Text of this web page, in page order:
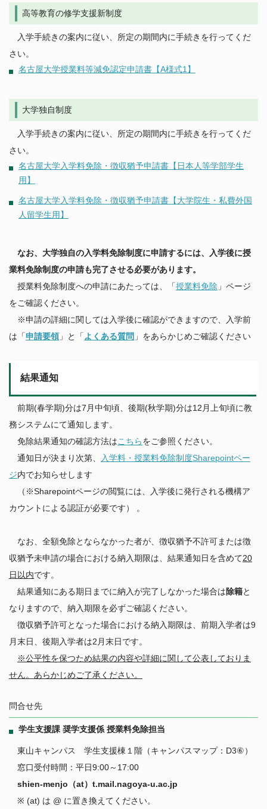
高等教育の修学支援新制度
入学手続きの案内に従い、所定の期間内に手続きを行ってくだ
さい。
名古屋大学授業料等減免認定申請書【A様式1】
大学独自制度
入学手続きの案内に従い、所定の期間内に手続きを行ってくだ
さい。
名古屋大学入学料免除・徴収猶予申請書【日本人等学部学生
用】
名古屋大学入学料免除・徴収猶予申請書【大学院生・私費外国
人留学生用】
なお、大学独自の入学料免除制度に申請するには、入学後に授
業料免除制度の申請も完了させる必要があります。
授業料免除制度への申請にあたっては、「授業料免除 」ページ
をご確認ください。
※申請の詳細に関しては入学後に確認ができますので、入学前
は「申請要領」と「 よくある質問 」をあらかじめご確認ください
結果通知
前期(春学期)分は7月中旬頃、後期(秋学期)分は12月上旬頃に教
務システムにて通知します。
免除結果通知の確認方法はこちらをご参照ください。
通知日が決まり次第、
入学料・授業料免除制度Sharepointペー
ジ内でお知らせします
（※Sharepointページの閲覧には、入学後に発行される機構ア
カウントによる認証が必要です） 。
なお、全額免除とならなかった者が、徴収猶予不許可または徴
収猶予未申請の場合における納入期限は、結果通知日を含めて20
日以内です。
結果通知にある期日までに納入が完了しなかった場合は除籍と
なりますので、納入期限を必ずご確認ください。
徴収猶予許可となった場合における納入期限は、前期入学者は9
月末日、後期入学者は2月末日です。
※公平性を保つため結果の内容や詳細に関して公表しておりま
せん。あらかじめご了承ください。
問合せ先
学生支援課 奨学支援係 授業料免除担当
東山キャンパス 学生支援棟１階（キャンパスマップ：D3⑥）
窓口受付時間：平日9:00～17:00
shien-menjo（at）t.mail.nagoya-u.ac.jp
※ (at) は @ に置き換えてください。